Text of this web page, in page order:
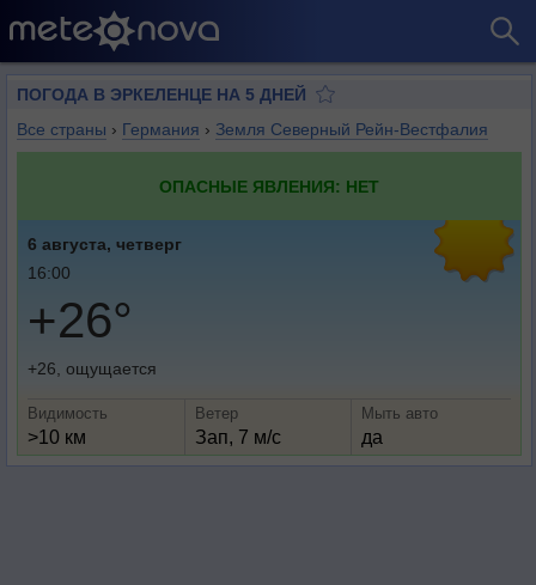
ПОГОДА В ЭРКЕЛЕНЦЕ НА 5 ДНЕЙ
Все страны › Германия › Земля Северный Рейн-Вестфалия
ОПАСНЫЕ ЯВЛЕНИЯ: НЕТ
6 августа, четверг
16:00
+26°
+26, ощущается
Видимость
>10 км
Ветер
Зап, 7 м/с
Мыть авто
да